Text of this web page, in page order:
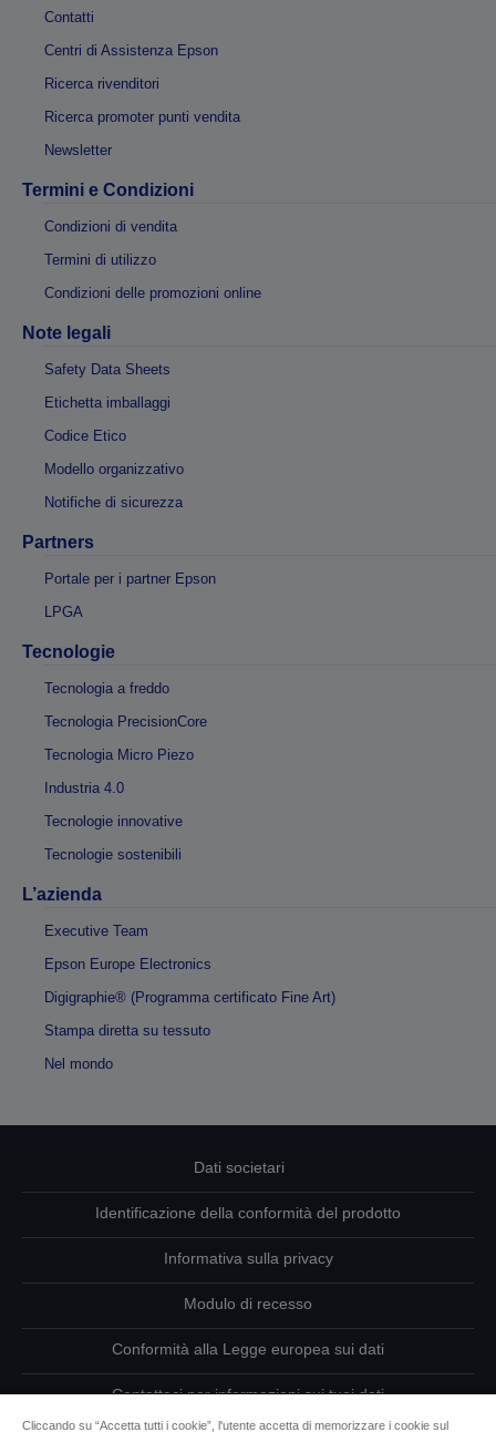
Contatti
Centri di Assistenza Epson
Ricerca rivenditori
Ricerca promoter punti vendita
Newsletter
Termini e Condizioni
Condizioni di vendita
Termini di utilizzo
Condizioni delle promozioni online
Note legali
Safety Data Sheets
Etichetta imballaggi
Codice Etico
Modello organizzativo
Notifiche di sicurezza
Partners
Portale per i partner Epson
LPGA
Tecnologie
Tecnologia a freddo
Tecnologia PrecisionCore
Tecnologia Micro Piezo
Industria 4.0
Tecnologie innovative
Tecnologie sostenibili
L’azienda
Executive Team
Epson Europe Electronics
Digigraphie® (Programma certificato Fine Art)
Stampa diretta su tessuto
Nel mondo
Dati societari
Identificazione della conformità del prodotto
Informativa sulla privacy
Modulo di recesso
Conformità alla Legge europea sui dati
Contattaci per informazioni sui tuoi dati
Cliccando su “Accetta tutti i cookie”, l'utente accetta di memorizzare i cookie sul